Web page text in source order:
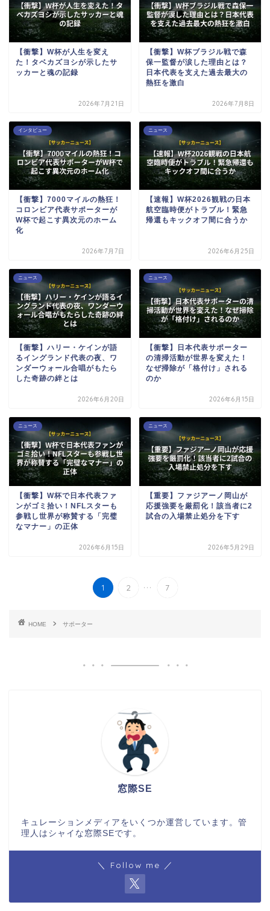
【衝撃】W杯が人生を変え
た！タベカズヨシが示したサ
ッカーと魂の記録
2026年7月21日
【衝撃】W杯ブラジル戦で森
保一監督が涙した理由とは？
日本代表を支えた過去最大の
熱狂を激白
2026年7月8日
インタビュー
【衝撃】7000マイルの熱狂！
コロンビア代表サポーターが
W杯で起こす異次元のホーム
化
2026年7月7日
ニュース
【速報】W杯2026観戦の日本
航空臨時便がトラブル！緊急
帰還もキックオフ間に合うか
2026年6月25日
ニュース
【衝撃】ハリー・ケインが語
るイングランド代表の夜、ワ
ンダーウォール合唱がもたら
した奇跡の絆とは
2026年6月20日
ニュース
【衝撃】日本代表サポーター
の清掃活動が世界を変えた！
なぜ掃除が「格付け」される
のか
2026年6月15日
ニュース
【衝撃】W杯で日本代表ファ
ンがゴミ拾い！NFLスターも
参戦し世界が称賛する「完璧
なマナー」の正体
2026年6月15日
ニュース
【重要】ファジアーノ岡山が
応援強要を厳罰化！該当者に2
試合の入場禁止処分を下す
2026年5月29日
1 2 ... 7
HOME サポーター
窓際SE
キュレーションメディアをいくつか運営しています。管
理人はシャイな窓際SEです。
＼ Follow me ／